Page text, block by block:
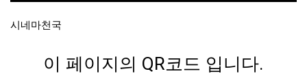
시네마천국
이 페이지의 QR코드 입니다.